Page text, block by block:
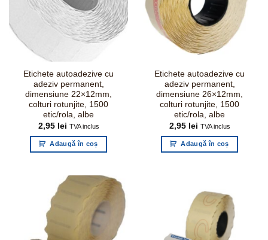
Etichete autoadezive cu
adeziv permanent,
dimensiune 22×12mm,
colturi rotunjite, 1500
etic/rola, albe
2,95 lei TVA inclus
Adaugă în coș
Etichete autoadezive cu
adeziv permanent,
dimensiune 26×12mm,
colturi rotunjite, 1500
etic/rola, albe
2,95 lei TVA inclus
Adaugă în coș